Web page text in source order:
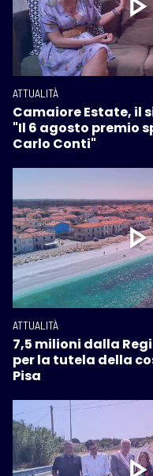
ATTUALITÀ
Camaiore Estate, il
"Il 6 agosto premio
Carlo Conti"
ATTUALITÀ
7,5 milioni dalla
per la tutela della
Pisa